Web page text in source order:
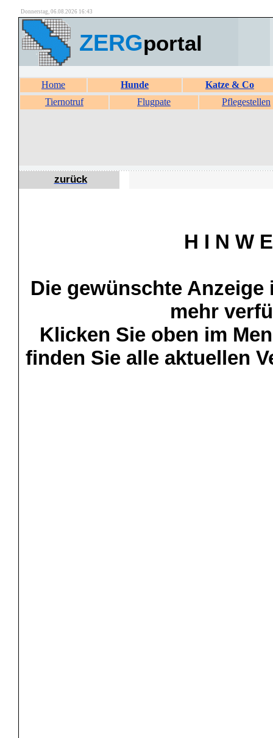
Donnerstag, 06.08.2026 16:43
ZERGportal
Home Hunde
Katze & Co
Tiernotruf
Flugpate Pflegestellen
zurück
H I N W
Die gewünschte
mehr
Klicken Sie oben im
finden Sie alle aktuellen